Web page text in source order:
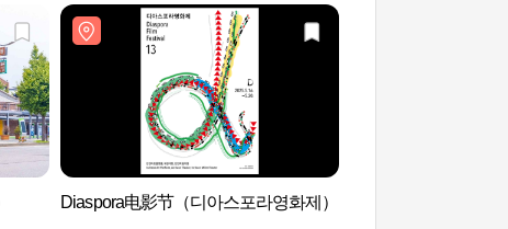
Diaspora电影节（디아스포라영화제）